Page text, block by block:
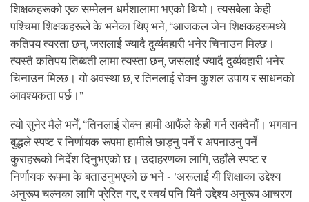
शिक्षकहरूको एक सम्मेलन धर्मशालामा भएको थियो। त्यसबेला केही
पश्चिमा शिक्षकहरूले के भनेका थिए भने, “आजकल जेन शिक्षकहरूमध्ये
कतिपय त्यस्ता छन्, जसलाई ज्यादै दुर्व्यवहारी भनेर चिनाउन मिल्छ।
त्यस्तै कतिपय तिब्बती लामा त्यस्ता छन्, जसलाई ज्यादै दुर्व्यवहारी भनेर
चिनाउन मिल्छ। यो अवस्था छ, र तिनलाई रोक्न कुशल उपाय र साधनको
आवश्यकता पर्छ।”
त्यो सुनेर मैले भनेँ, “तिनलाई रोक्न हामी आफैंले केही गर्न सक्दैनौं। भगवान
बुद्धले स्पष्ट र निर्णायक रूपमा हामीले छाड्नु पर्ने र अपनाउनु पर्ने
कुराहरूको निर्देश दिनुभएको छ। उदाहरणका लागि, उहाँले स्पष्ट र
निर्णायक रूपमा के बताउनुभएको छ भने - 'अरूलाई यी शिक्षाका उद्देश्य
अनुरूप चल्नका लागि प्रेरित गर, र स्वयं पनि यिनै उद्देश्य अनुरूप आचरण